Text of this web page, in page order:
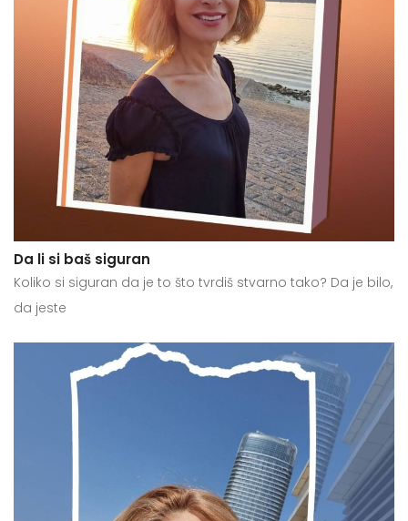
Da li si baš siguran
Koliko si siguran da je to što tvrdiš stvarno tako? Da je bilo,
da jeste